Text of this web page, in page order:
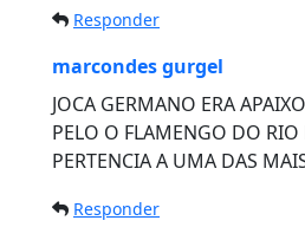
Responder
marcondes gurgel
JOCA GERMANO ERA
PELO O FLAMENGO DO RIO
PERTENCIA A UMA DAS
Responder